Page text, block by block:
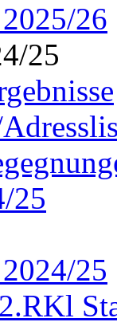
26
25
25
25